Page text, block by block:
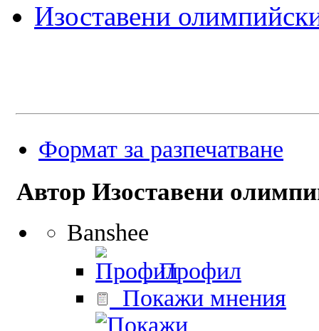
Изоставени
Формат за разпечатване
Автор Изоставени
Banshee
Профил
Покажи мнения